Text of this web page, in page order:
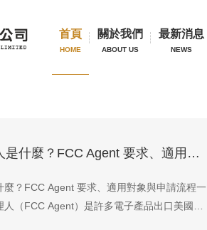
首頁
HOME
關於我們
ABOUT US
最新消息
NEWS
美國 FCC 代理人是什麼？FCC Agent 要求、適用對象與申請流程一次看懂
麼？FCC Agent 要求、適用對象與申請流程一
（FCC Agent）是許多電子產品出口美國時